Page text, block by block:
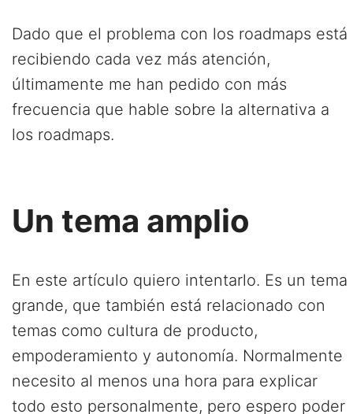
Dado que el problema con los roadmaps está
recibiendo cada vez más atención,
últimamente me han pedido con más
frecuencia que hable sobre la alternativa a
los roadmaps.
Un tema amplio
En este artículo quiero intentarlo. Es un tema
grande, que también está relacionado con
temas como cultura de producto,
empoderamiento y autonomía. Normalmente
necesito al menos una hora para explicar
todo esto personalmente, pero espero poder